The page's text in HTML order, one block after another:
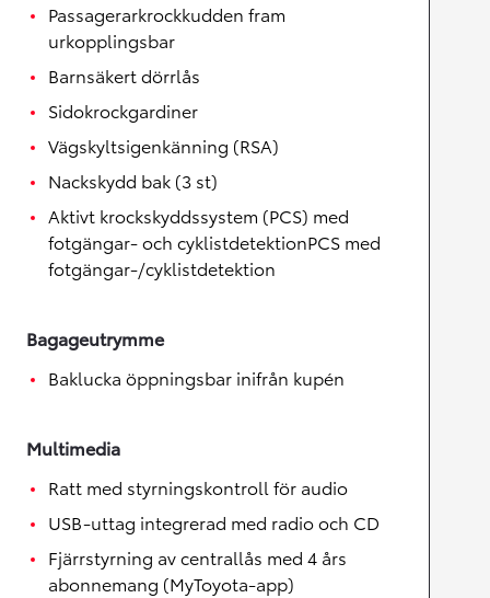
Passagerarkrockkudden fram
urkopplingsbar
Barnsäkert dörrlås
Sidokrockgardiner
Vägskyltsigenkänning (RSA)
Nackskydd bak (3 st)
Aktivt krockskyddssystem (PCS) med
fotgängar- och cyklistdetektionPCS med
fotgängar-/cyklistdetektion
Bagageutrymme
Baklucka öppningsbar inifrån kupén
Multimedia
Ratt med styrningskontroll för audio
USB-uttag integrerad med radio och CD
Fjärrstyrning av centrallås med 4 års
abonnemang (MyToyota-app)